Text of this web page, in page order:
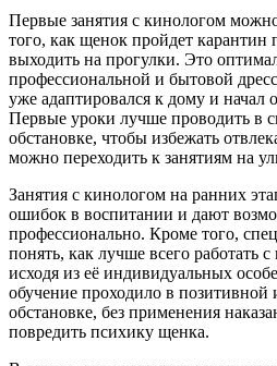
Первые занятия с кинологом
того, как щенок пройдет карантин
выходить на прогулки. Это
профессиональной и бытовой
уже адаптировался к дому и начал
Первые уроки лучше проводить в
обстановке, чтобы избежать
можно переходить к занятиям на
Занятия с кинологом на ранних
ошибок в воспитании и дают
профессионально. Кроме того,
понять, как лучше всего работать
исходя из её индивидуальных
обучение проходило в
обстановке, без применения
повредить психику щенка.